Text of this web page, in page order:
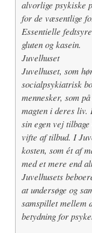
alvorlige psykiske
for de væsentlige
Essentielle
gluten og kasein.
Juvelhuset
Juvelhuset, som
socialpsykiatrisk
mennesker, som
magten i deres liv.
sin egen vej
vifte af tilbud. I
kosten, som ét af
med et mere end
Juvelhusets
at undersøge og
samspillet mellem
betydning for